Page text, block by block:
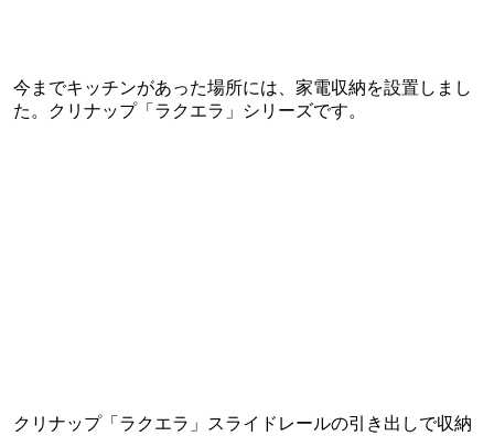
今までキッチンがあった場所には、家電収納を設置しまし
た。クリナップ「ラクエラ」シリーズです。
クリナップ「ラクエラ」スライドレールの引き出しで収納